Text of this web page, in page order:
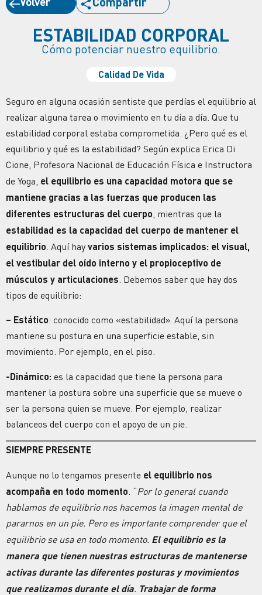
ESTABILIDAD CORPORAL
Cómo potenciar nuestro equilibrio.
Calidad De Vida
Seguro en alguna ocasión sentiste que perdías el equilibrio al
realizar alguna tarea o movimiento en tu día a día. Que tu
estabilidad corporal estaba comprometida. ¿Pero qué es el
equilibrio y qué es la estabilidad? Según explica Erica Di
Cione, Profesora Nacional de Educación Física e Instructora
de Yoga, el equilibrio es una capacidad motora que se
mantiene gracias a las fuerzas que producen las
diferentes estructuras del cuerpo , mientras que la
estabilidad es la capacidad del cuerpo de mantener el
equilibrio . Aquí hay varios sistemas implicados: el visual,
el vestibular del oído interno y el propioceptivo de
músculos y articulaciones . Debemos saber que hay dos
tipos de equilibrio:
– Estático: conocido como «estabilidad». Aquí la persona
mantiene su postura en una superficie estable, sin
movimiento. Por ejemplo, en el piso.
-Dinámico: es la capacidad que tiene la persona para
mantener la postura sobre una superficie que se mueve o
ser la persona quien se mueve. Por ejemplo, realizar
balanceos del cuerpo con el apoyo de un pie.
SIEMPRE PRESENTE
Aunque no lo tengamos presente el equilibrio nos
acompaña en todo momento . “Por lo general cuando
hablamos de equilibrio nos hacemos la imagen mental de
pararnos en un pie. Pero es importante comprender que el
equilibrio se usa en todo momento. El equilibrio es la
manera que tienen nuestras estructuras de mantenerse
activas durante las diferentes posturas y movimientos
que realizamos durante el día. Trabajar de forma